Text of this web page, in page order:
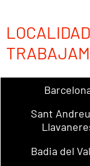
Sant
Badia del